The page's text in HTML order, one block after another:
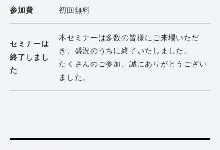
参加費 初回無料
セミナーは
終了しまし
た
本セミナーは多数の皆様にご来場いただ
き、盛況のうちに終了いたしました。
たくさんのご参加、誠にありがとうござい
ました。